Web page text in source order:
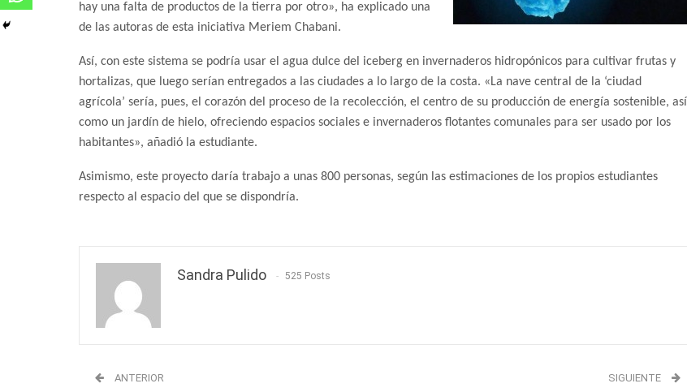
hay una falta de productos de la tierra por otro», ha explicado una
de las autoras de esta iniciativa Meriem Chabani.
Así, con este sistema se podría usar el agua dulce del iceberg en invernaderos hidropónicos para cultivar frutas y
hortalizas, que luego serían entregados a las ciudades a lo largo de la costa. «La nave central de la ‘ciudad
agrícola’ sería, pues, el corazón del proceso de la recolección, el centro de su producción de energía sostenible, así
como un jardín de hielo, ofreciendo espacios sociales e invernaderos flotantes comunales para ser usado por los
habitantes», añadió la estudiante.
Asimismo, este proyecto daría trabajo a unas 800 personas, según las estimaciones de los propios estudiantes
respecto al espacio del que se dispondría.
Sandra Pulido 525 Posts
ANTERIOR SIGUIENTE